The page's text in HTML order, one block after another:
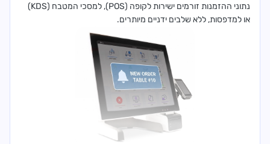
נתוני ההזמנות זורמים ישירות לקופה ‏(POS), למסכי המטבח ‏(KDS)
או למדפסות, ללא שלבים ידניים מיותרים.